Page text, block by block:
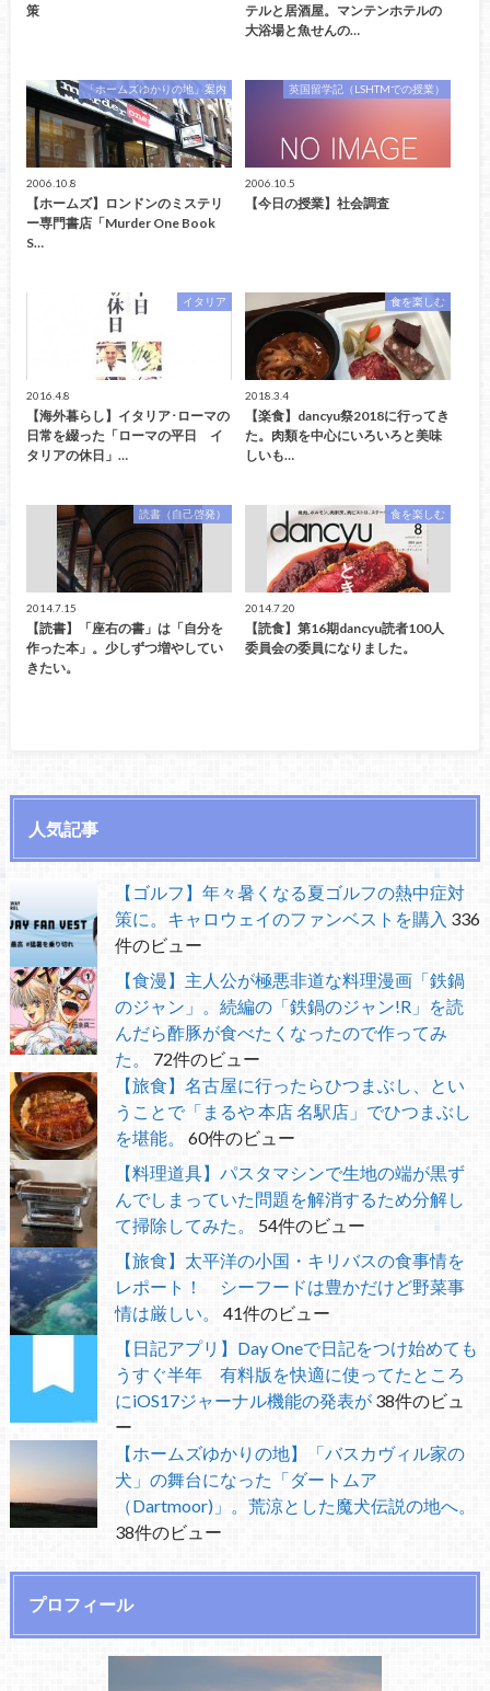
策
テルと居酒屋。マンテンホテルの
大浴場と魚せんの…
「ホームズゆかりの地」案内
2006.10.8
【ホームズ】ロンドンのミステリ
ー専門書店「Murder One Book
S…
英国留学記（LSHTMでの授業）
2006.10.5
【今日の授業】社会調査
イタリア
2016.4.8
【海外暮らし】イタリア･ローマの
日常を綴った「ローマの平日 イ
タリアの休日」…
食を楽しむ
2018.3.4
【楽食】dancyu祭2018に行ってき
た。肉類を中心にいろいろと美味
しいも…
読書（自己啓発）
2014.7.15
【読書】「座右の書」は「自分を
作った本」。少しずつ増やしてい
きたい。
食を楽しむ
2014.7.20
【読食】第16期dancyu読者100人
委員会の委員になりました。
人気記事
【ゴルフ】年々暑くなる夏ゴルフの熱中症対
策に。キャロウェイのファンベストを購入 336
件のビュー
【食漫】主人公が極悪非道な料理漫画「鉄鍋
のジャン」。続編の「鉄鍋のジャン!R」を読
んだら酢豚が食べたくなったので作ってみ
た。
72件のビュー
【旅食】名古屋に行ったらひつまぶし、とい
うことで「まるや 本店 名駅店」でひつまぶし
を堪能。
60件のビュー
【料理道具】パスタマシンで生地の端が黒ず
んでしまっていた問題を解消するため分解し
て掃除してみた。
54件のビュー
【旅食】太平洋の小国・キリバスの食事情を
レポート！ シーフードは豊かだけど野菜事
情は厳しい。
41件のビュー
【日記アプリ】Day Oneで日記をつけ始めても
うすぐ半年 有料版を快適に使ってたところ
にiOS17ジャーナル機能の発表が 38件のビュ
ー
【ホームズゆかりの地】「バスカヴィル家の
犬」の舞台になった「ダートムア
（Dartmoor)」。荒涼とした魔犬伝説の地へ。
38件のビュー
プロフィール